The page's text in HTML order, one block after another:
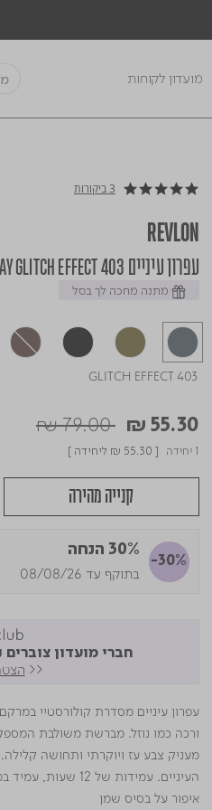
מועדון לקוחות
3 ביקורות
REVLON
עפרון עיניים COLORSTAY GLITCH EFFECT 403
מתנה מחכה לך בסל
403 GLITCH EFFECT
Price reduced from
₪ 79.00 to
₪ 55.30
1 יחידה [
₪ 55.30 ליחידה ]
קנייה מהירה
-30%
30% הנחה
בתוקף עד 08/08/26
חברי מועדון צוברים
<<
עפרון עיניים מסדרת קולורסטיי
ורכה כמו נוזל. מברשת משולבת
מעניק צבע עז ויוקרתי ותחושה
העיניים. עמידות
איפור על בסיס שמן